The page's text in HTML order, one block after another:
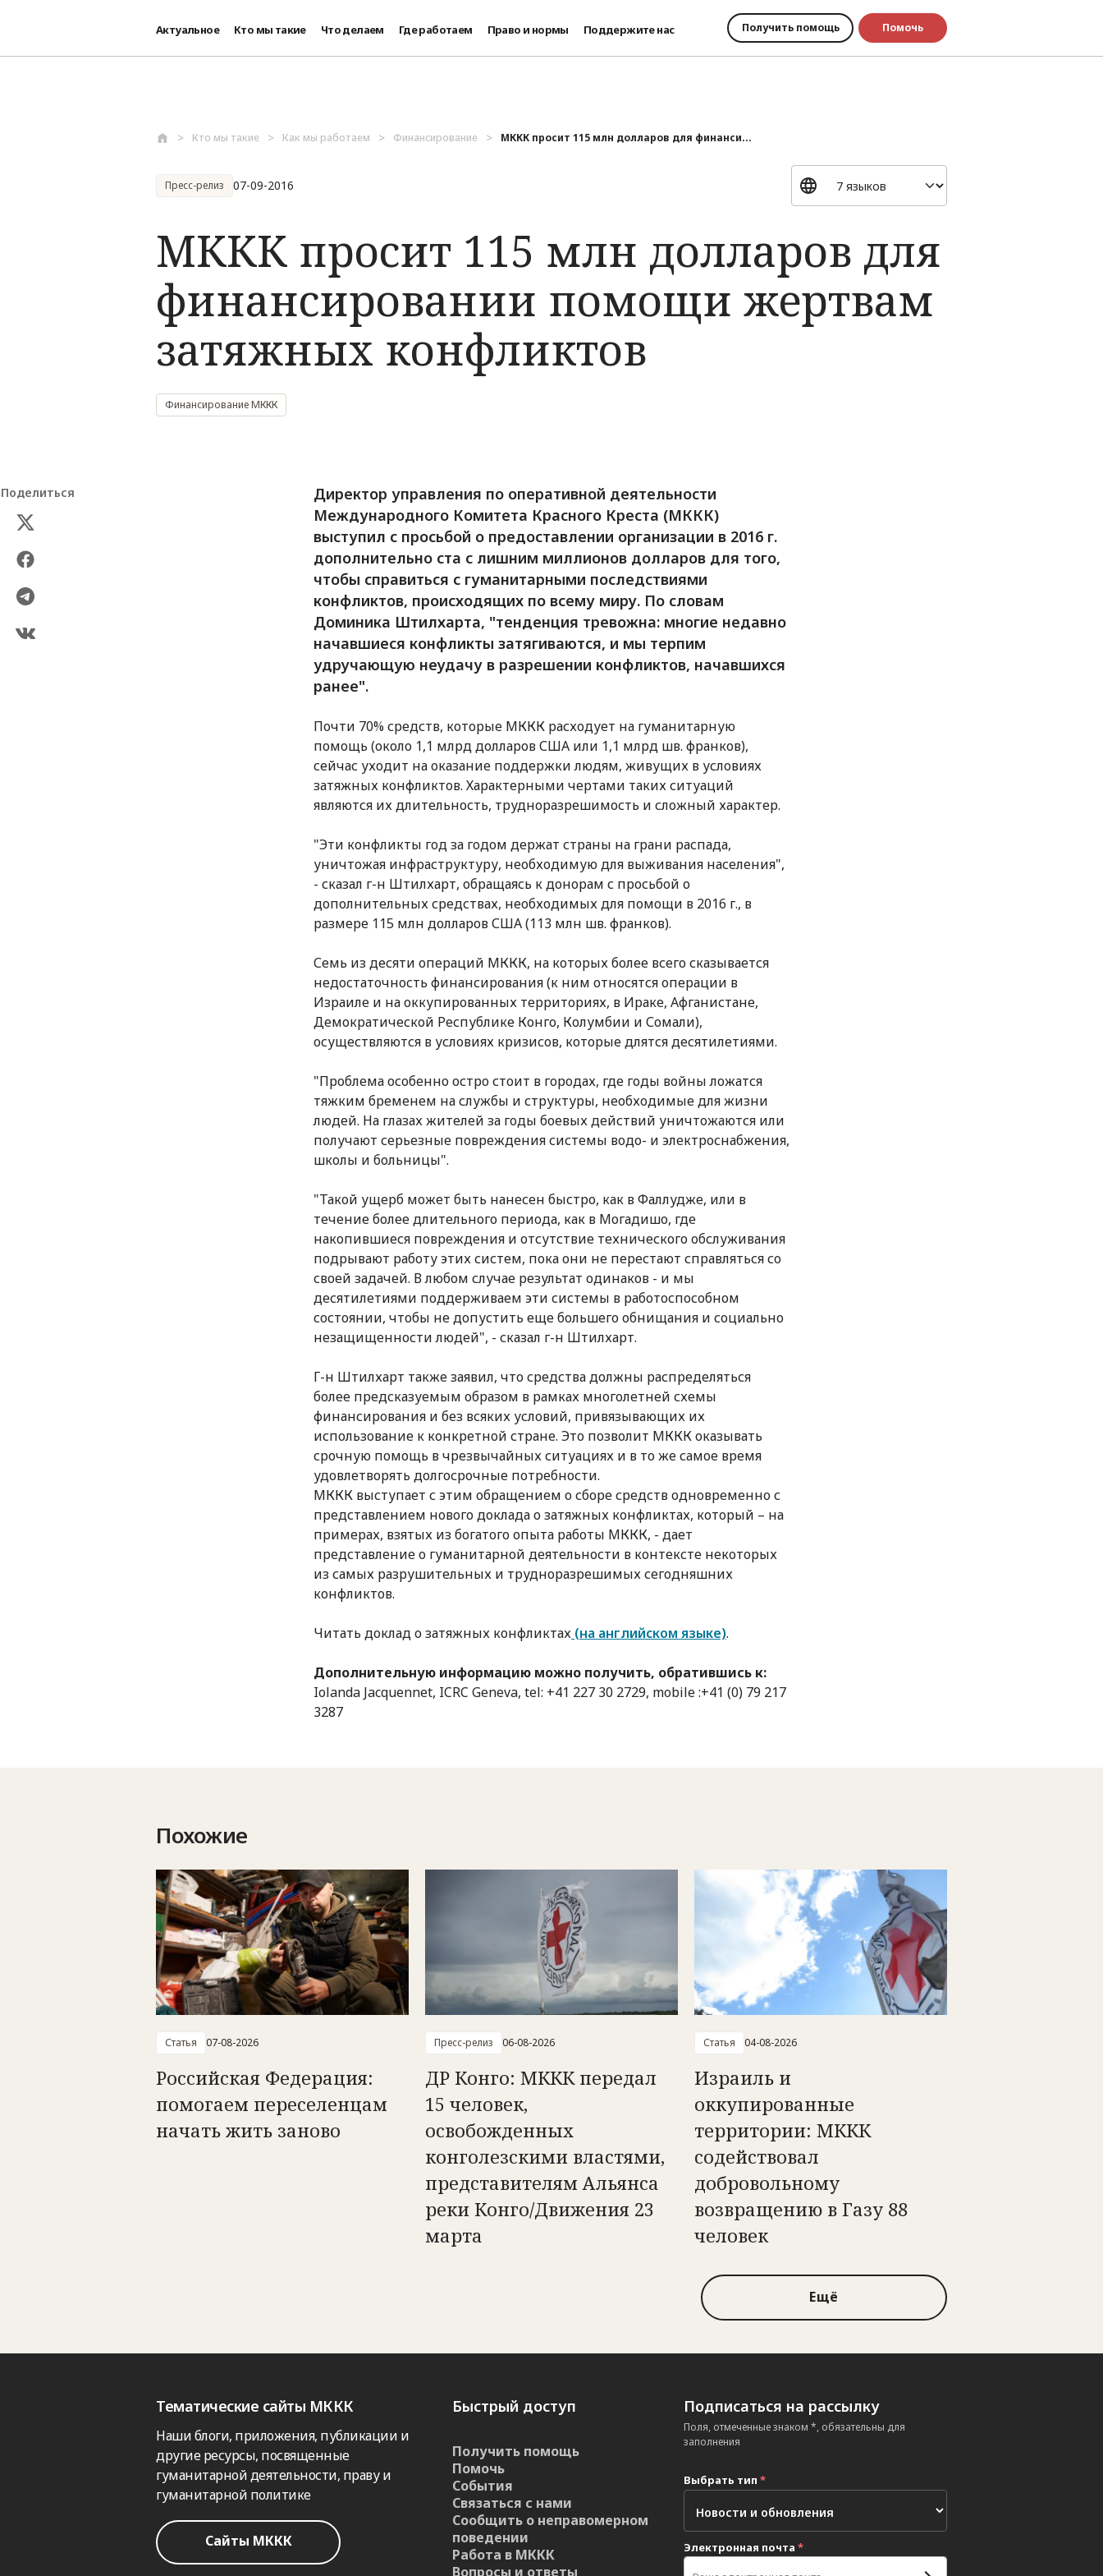
Актуальное Кто мы такие Что делаем Где работаем Право и нормы Поддержите нас Получить помощь Помочь
Кто мы такие Как мы работаем Финансирование МККК просит 115 млн долларов для финанси...
Пресс-релиз 07-09-2016
МККК просит 115 млн долларов для
финансировании помощи жертвам
затяжных конфликтов
Финансирование МККК
Поделиться
Директор управления по оперативной деятельности
Международного Комитета Красного Креста (МККК)
выступил с просьбой о предоставлении организации в 2016 г.
дополнительно ста с лишним миллионов долларов для того,
чтобы справиться с гуманитарными последствиями
конфликтов, происходящих по всему миру. По словам
Доминика Штилхарта, "тенденция тревожна: многие недавно
начавшиеся конфликты затягиваются, и мы терпим
удручающую неудачу в разрешении конфликтов, начавшихся
ранее".
Почти 70% средств, которые МККК расходует на гуманитарную
помощь (около 1,1 млрд долларов США или 1,1 млрд шв. франков),
сейчас уходит на оказание поддержки людям, живущих в условиях
затяжных конфликтов. Характерными чертами таких ситуаций
являются их длительность, трудноразрешимость и сложный характер.
"Эти конфликты год за годом держат страны на грани распада,
уничтожая инфраструктуру, необходимую для выживания населения",
- сказал г-н Штилхарт, обращаясь к донорам с просьбой о
дополнительных средствах, необходимых для помощи в 2016 г., в
размере 115 млн долларов США (113 млн шв. франков).
Семь из десяти операций МККК, на которых более всего сказывается
недостаточность финансирования (к ним относятся операции в
Израиле и на оккупированных территориях, в Ираке, Афганистане,
Демократической Республике Конго, Колумбии и Сомали),
осуществляются в условиях кризисов, которые длятся десятилетиями.
"Проблема особенно остро стоит в городах, где годы войны ложатся
тяжким бременем на службы и структуры, необходимые для жизни
людей. На глазах жителей за годы боевых действий уничтожаются или
получают серьезные повреждения системы водо- и электроснабжения,
школы и больницы".
"Такой ущерб может быть нанесен быстро, как в Фаллудже, или в
течение более длительного периода, как в Могадишо, где
накопившиеся повреждения и отсутствие технического обслуживания
подрывают работу этих систем, пока они не перестают справляться со
своей задачей. В любом случае результат одинаков - и мы
десятилетиями поддерживаем эти системы в работоспособном
состоянии, чтобы не допустить еще большего обнищания и социально
незащищенности людей", - сказал г-н Штилхарт.
Г-н Штилхарт также заявил, что средства должны распределяться
более предсказуемым образом в рамках многолетней схемы
финансирования и без всяких условий, привязывающих их
использование к конкретной стране. Это позволит МККК оказывать
срочную помощь в чрезвычайных ситуациях и в то же самое время
удовлетворять долгосрочные потребности.
МККК выступает с этим обращением о сборе средств одновременно с
представлением нового доклада о затяжных конфликтах, который – на
примерах, взятых из богатого опыта работы МККК, - дает
представление о гуманитарной деятельности в контексте некоторых
из самых разрушительных и трудноразрешимых сегодняшних
конфликтов.
Читать доклад о затяжных конфликтах (на английском языке).
Дополнительную информацию можно получить, обратившись к:
Iolanda Jacquennet, ICRC Geneva, tel: +41 227 30 2729, mobile :+41 (0) 79 217
3287
Похожие
Статья 07-08-2026
Российская Федерация:
помогаем переселенцам
начать жить заново
Пресс-релиз 06-08-2026
ДР Конго: МККК передал
15 человек,
освобожденных
конголезскими властями,
представителям Альянса
реки Конго/Движения 23
марта
Статья 04-08-2026
Израиль и
оккупированные
территории: МККК
содействовал
добровольному
возвращению в Газу 88
человек
Ещё
Тематические сайты МККК
Наши блоги, приложения, публикации и
другие ресурсы, посвященные
гуманитарной деятельности, праву и
гуманитарной политике
Сайты МККК
Быстрый доступ
Получить помощь
Помочь
События
Связаться с нами
Сообщить о неправомерном
поведении
Работа в МККК
Вопросы и ответы
Подписаться на рассылку
Поля, отмеченные знаком *, обязательны для
заполнения
Выбрать тип *
Электронная почта *